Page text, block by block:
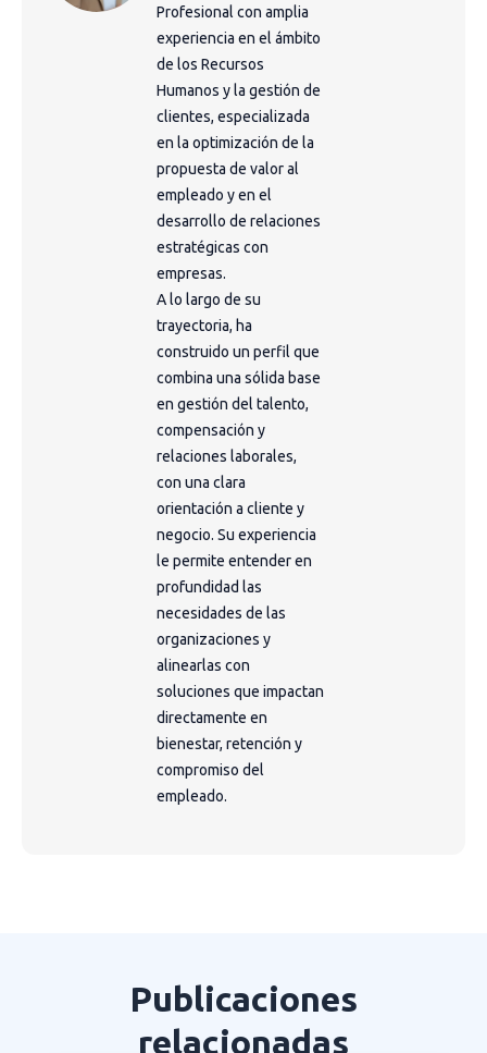
Profesional con amplia
experiencia en el ámbito
de los Recursos
Humanos y la gestión de
clientes, especializada
en la optimización de la
propuesta de valor al
empleado y en el
desarrollo de relaciones
estratégicas con
empresas.
A lo largo de su
trayectoria, ha
construido un perfil que
combina una sólida base
en gestión del talento,
compensación y
relaciones laborales,
con una clara
orientación a cliente y
negocio. Su experiencia
le permite entender en
profundidad las
necesidades de las
organizaciones y
alinearlas con
soluciones que impactan
directamente en
bienestar, retención y
compromiso del
empleado.
Publicaciones
relacionadas